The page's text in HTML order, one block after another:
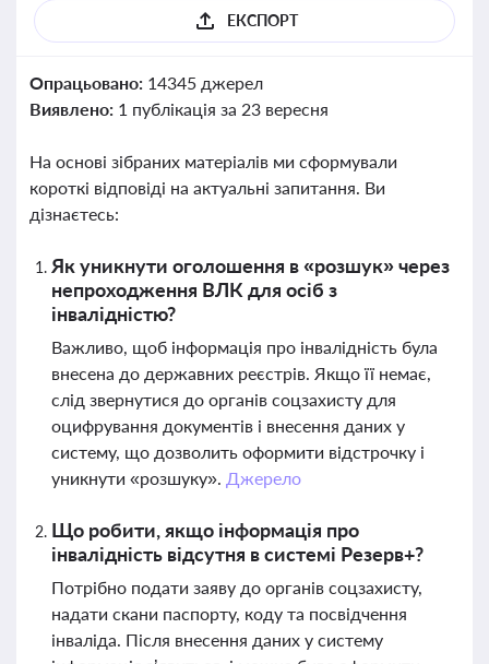
ЕКСПОРТ
Опрацьовано: 14345 джерел
Виявлено: 1 публікація за 23 вересня
На основі зібраних матеріалів ми сформували
короткі відповіді на актуальні запитання. Ви
дізнаєтесь:
Як уникнути оголошення в «розшук» через
непроходження ВЛК для осіб з
інвалідністю?
Важливо, щоб інформація про інвалідність була
внесена до державних реєстрів. Якщо її немає,
слід звернутися до органів соцзахисту для
оцифрування документів і внесення даних у
систему, що дозволить оформити відстрочку і
уникнути «розшуку». Джерело
Що робити, якщо інформація про
інвалідність відсутня в системі Резерв+?
Потрібно подати заяву до органів соцзахисту,
надати скани паспорту, коду та посвідчення
інваліда. Після внесення даних у систему